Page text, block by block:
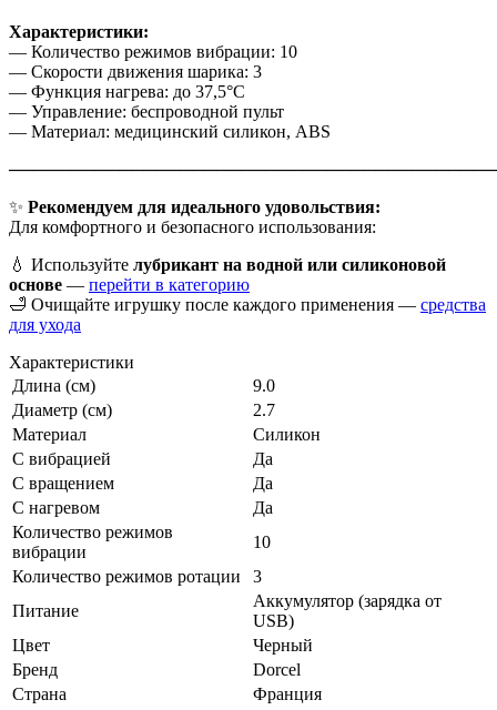
Характеристики:
— Количество режимов вибрации: 10
— Скорости движения шарика: 3
— Функция нагрева: до 37,5°C
— Управление: беспроводной пульт
— Материал: медицинский силикон, ABS
✨ Рекомендуем для идеального удовольствия:
Для комфортного и безопасного использования:
💧 Используйте лубрикант на водной или силиконовой
основе — перейти в категорию
🛁 Очищайте игрушку после каждого применения — средства
для ухода
Характеристики
Длина (см)
9.0
Диаметр (см)
2.7
Материал
Силикон
С вибрацией
Да
С вращением
Да
С нагревом
Да
Количество режимов
вибрации
10
Количество режимов ротации
3
Питание
Аккумулятор (зарядка от
USB)
Цвет
Черный
Бренд
Dorcel
Страна
Франция